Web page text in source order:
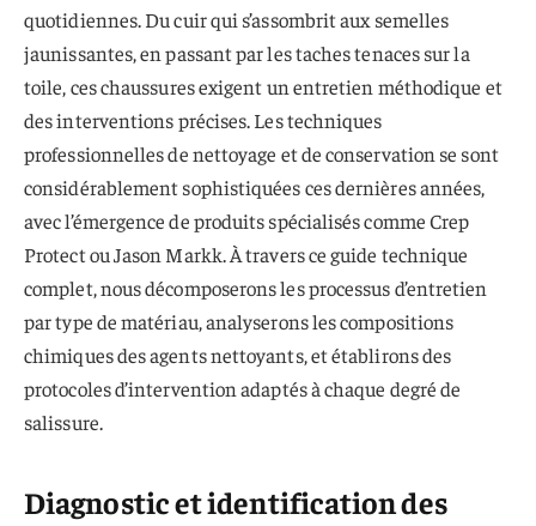
quotidiennes. Du cuir qui s’assombrit aux semelles
jaunissantes, en passant par les taches tenaces sur la
toile, ces chaussures exigent un entretien méthodique et
des interventions précises. Les techniques
professionnelles de nettoyage et de conservation se sont
considérablement sophistiquées ces dernières années,
avec l’émergence de produits spécialisés comme Crep
Protect ou Jason Markk. À travers ce guide technique
complet, nous décomposerons les processus d’entretien
par type de matériau, analyserons les compositions
chimiques des agents nettoyants, et établirons des
protocoles d’intervention adaptés à chaque degré de
salissure.
Diagnostic et identification des